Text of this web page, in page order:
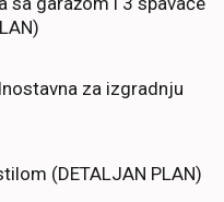
za izgradnju
(DETALJAN PLAN)